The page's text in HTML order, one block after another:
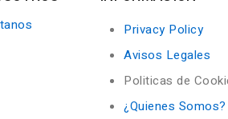
Privacy Policy
Avisos Legales
Politicas de
¿Quienes Somos?